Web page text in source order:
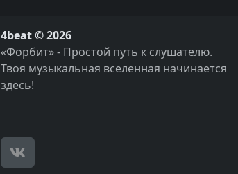
4beat © 2026
«Форбит» - Простой путь к слушателю.
Твоя музыкальная вселенная начинается
здесь!